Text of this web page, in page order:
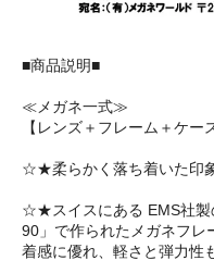
■商品説明■
≪メガネ一式≫
【レンズ＋フレーム＋ケー
☆★柔らかく落ち着いた印
☆★スイスにある EMS社製
90」で作られたメガネフレ
着感に優れ、軽さと弾力